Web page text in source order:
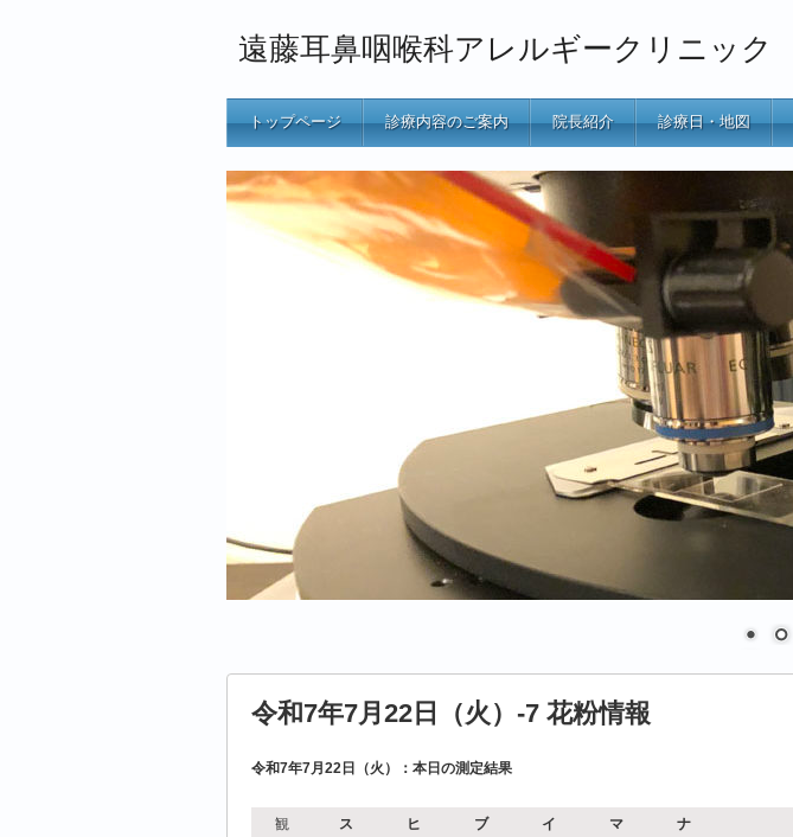
遠藤耳鼻咽喉科アレルギークリニック
トップページ 診療内容のご案内 院長紹介 診療日・地図
令和7年7月22日（火）-7 花粉情報
令和7年7月22日（火）：本日の測定結果
観
ス ヒ ブ イ マ ナ